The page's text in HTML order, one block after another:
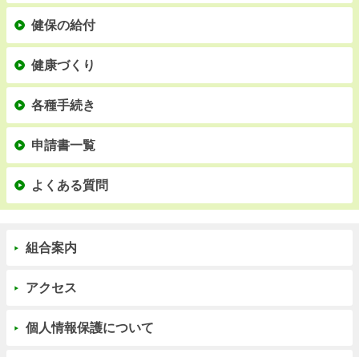
健保の給付
健康づくり
各種手続き
申請書一覧
よくある質問
組合案内
アクセス
個人情報保護について